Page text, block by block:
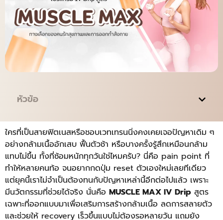
หัวข้อ
ใครที่เป็นสายฟิตเนสหรือชอบเวทเทรนนิ่งคงเคยเจอปัญหาเดิม ๆ
อย่างกล้ามเนื้ออักเสบ ฟื้นตัวช้า หรือบางครั้งรู้สึกเหมือนกล้าม
แทบไม่ขึ้น ทั้งที่ซ้อมหนักทุกวันใช่ไหมครับ? นี่คือ pain point ที่
ทำให้หลายคนท้อ จนอยากกดปุ่ม reset ตัวเองใหม่เลยทีเดียว
แต่ยุคนี้เราไม่จำเป็นต้องทนกับปัญหาเหล่านี้อีกต่อไปแล้ว เพราะ
มีนวัตกรรมที่ช่วยได้จริง นั่นคือ MUSCLE MAX IV Drip สูตร
เฉพาะที่ออกแบบมาเพื่อเสริมการสร้างกล้ามเนื้อ ลดการสลายตัว
และช่วยให้ recovery เร็วขึ้นแบบไม่ต้องรอหลายวัน แถมยัง